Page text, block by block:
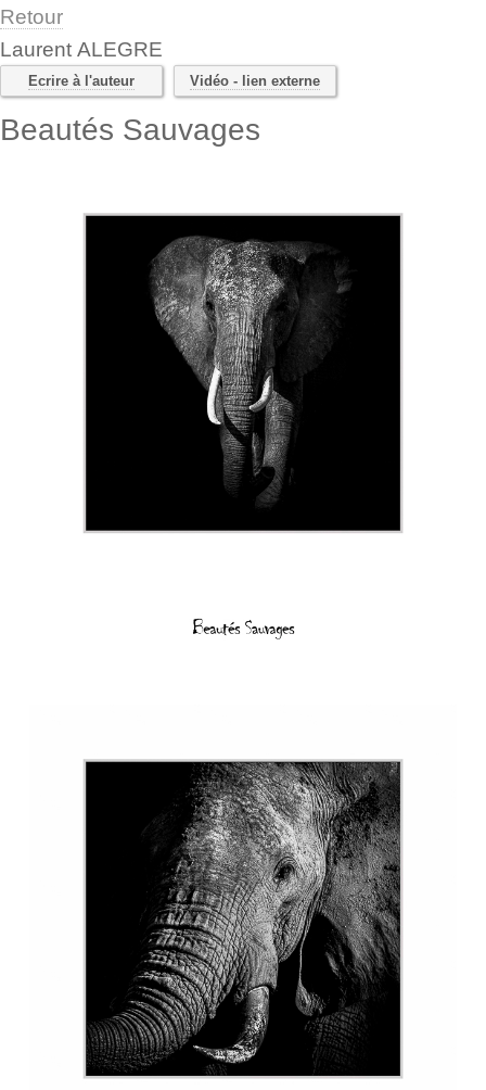
Retour
Laurent ALEGRE
Ecrire à l'auteur Vidéo - lien externe
Beautés Sauvages